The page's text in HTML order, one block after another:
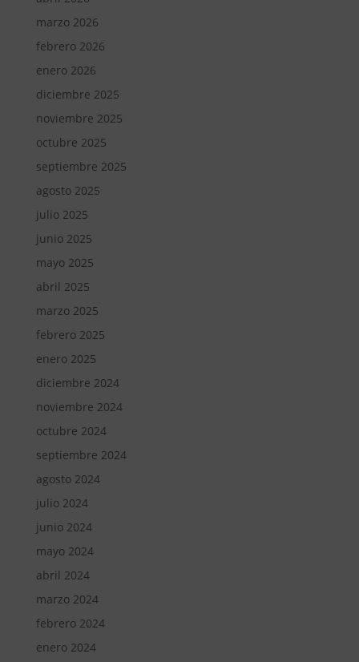
marzo 2026
febrero 2026
enero 2026
diciembre 2025
noviembre 2025
octubre 2025
septiembre 2025
agosto 2025
julio 2025
junio 2025
mayo 2025
abril 2025
marzo 2025
febrero 2025
enero 2025
diciembre 2024
noviembre 2024
octubre 2024
septiembre 2024
agosto 2024
julio 2024
junio 2024
mayo 2024
abril 2024
marzo 2024
febrero 2024
enero 2024